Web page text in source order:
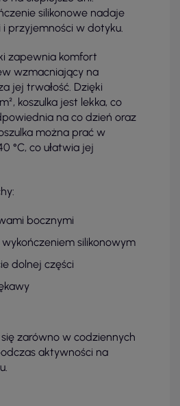
silikonowe nadaje
i przyjemności w dotyku.
zapewnia komfort
wzmacniający na
jej trwałość. Dzięki
koszulka jest lekka, co
na co dzień oraz
można prać w
°C, co ułatwia jej
bocznymi
wykończeniem silikonowym
dolnej części
zarówno w codziennych
aktywności na